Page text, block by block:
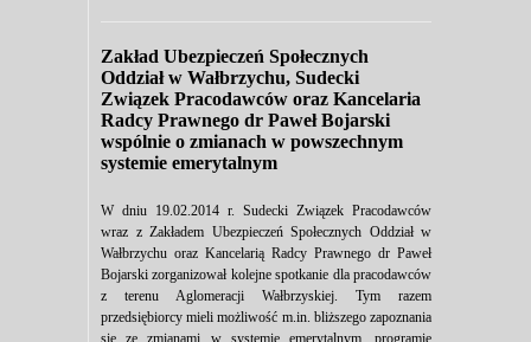
Zakład Ubezpieczeń Społecznych
Oddział w Wałbrzychu, Sudecki
Związek Pracodawców oraz Kancelaria
Radcy Prawnego dr Paweł Bojarski
wspólnie o zmianach w powszechnym
systemie emerytalnym
W dniu 19.02.2014 r. Sudecki Związek Pracodawców
wraz z Zakładem Ubezpieczeń Społecznych Oddział w
Wałbrzychu oraz Kancelarią Radcy Prawnego dr Paweł
Bojarski zorganizował kolejne spotkanie dla pracodawców
z terenu Aglomeracji Wałbrzyskiej. Tym razem
przedsiębiorcy mieli możliwość m.in. bliższego zapoznania
się ze zmianami w systemie emerytalnym, programie